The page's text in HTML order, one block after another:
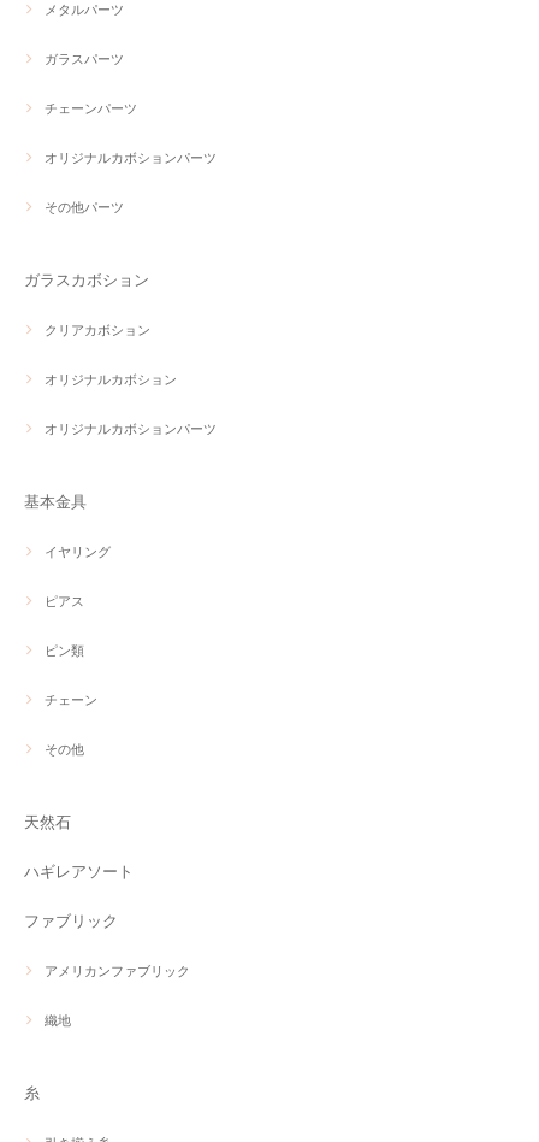
メタルパーツ
ガラスパーツ
チェーンパーツ
オリジナルカボションパーツ
その他パーツ
ガラスカボション
クリアカボション
オリジナルカボション
オリジナルカボションパーツ
基本金具
イヤリング
ピアス
ピン類
チェーン
その他
天然石
ハギレアソート
ファブリック
アメリカンファブリック
織地
糸